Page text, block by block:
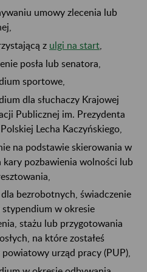
umowy zlecenia lub
z ulgi na start
posła lub senatora,
sportowe,
dla słuchaczy Krajowej
Publicznej im. Prezydenta
Lecha Kaczyńskiego,
na podstawie skierowania w
kary pozbawienia wolności lub
dla bezrobotnych, świadczenie
w okresie
stażu lub przygotowania
na które zostałeś
urząd pracy (PUP),